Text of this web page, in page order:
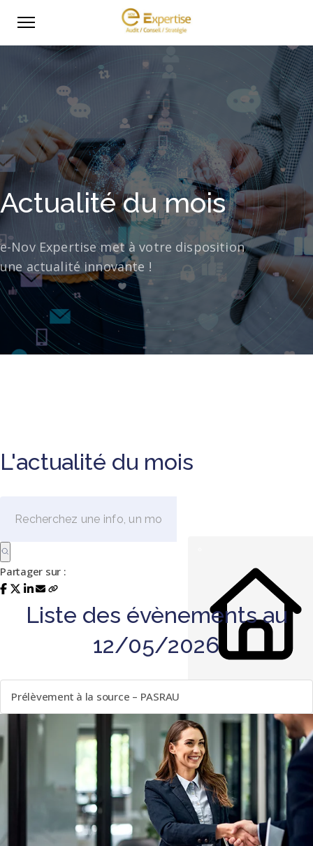
Actualité du mois
e-Nov Expertise met à votre disposition
une actualité innovante !
L'actualité du mois
Partager sur :
Liste des évènements au
12/05/2026
Prélèvement à la source – PASRAU